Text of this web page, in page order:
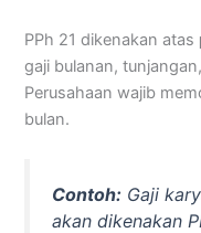
PPh 21 dikenakan atas
gaji bulanan,
Perusahaan wajib
bulan.
Contoh: Gaji
akan dikenakan